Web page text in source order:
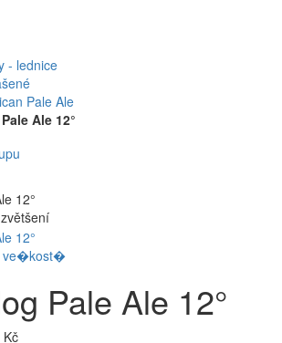
- lednice
Pale Ale
Ale 12°
ve�kost�
Pale Ale 12°
Kč